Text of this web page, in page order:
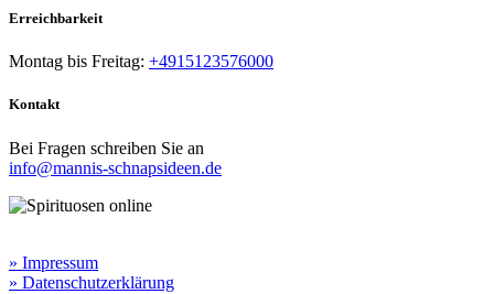
Erreichbarkeit​
Montag bis Freitag: +4915123576000
Kontakt
Bei Fragen schreiben Sie an
info@mannis-schnapsideen.de
» Impressum
» Datenschutzerklärung